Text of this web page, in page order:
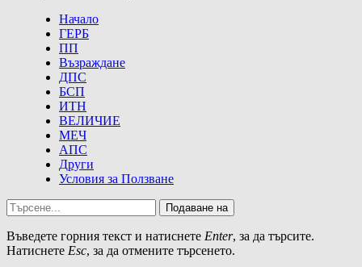
Начало
ГЕРБ
ПП
Възраждане
ДПС
БСП
ИТН
ВЕЛИЧИЕ
МЕЧ
АПС
Други
Условия за Ползване
Подаване на
Въведете горния текст и натиснете Enter, за да търсите.
Натиснете Esc, за да отмените търсенето.